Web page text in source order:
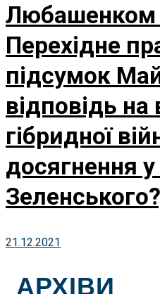
Любашенком
Перехідне
підсумок
відповідь
гібридної
досягнення
21.12.2021
АРХІВИ